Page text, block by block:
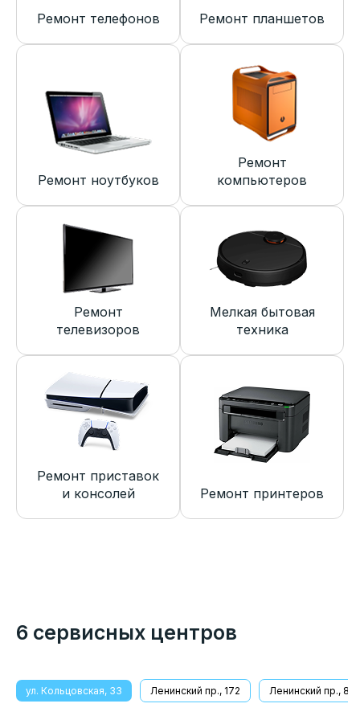
Ремонт телефонов Ремонт планшетов
Ремонт ноутбуков
Ремонт
компьютеров
Ремонт
телевизоров
Мелкая бытовая
техника
Ремонт приставок
и консолей
Ремонт принтеров
6 сервисных центров
ул. Кольцовская, 33 Ленинский пр., 172 Ленинский пр., 8/1